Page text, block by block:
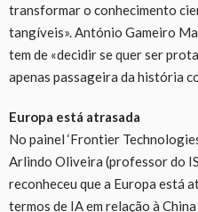
transformar o conhecimento
tangíveis». António Gameiro
tem de «decidir se quer ser
apenas passageira da história
Europa está atrasada
No painel ‘Frontier
Arlindo Oliveira (professor do
reconheceu que a Europa está
termos de IA em relação à